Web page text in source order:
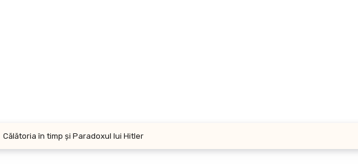
Călătoria în timp și Paradoxul lui Hitler